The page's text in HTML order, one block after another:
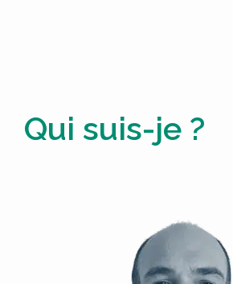
Qui suis-je ?